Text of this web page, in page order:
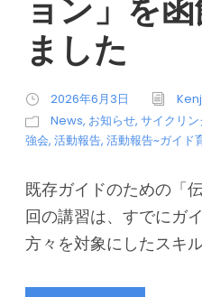
ョン」を
ました
2026年6月3日
News, お知らせ, サイクリ
強会, 活動報告, 活動報告~ガイド
既存ガイドのための「
回の講習は、すでにガ
方々を対象にしたスキ